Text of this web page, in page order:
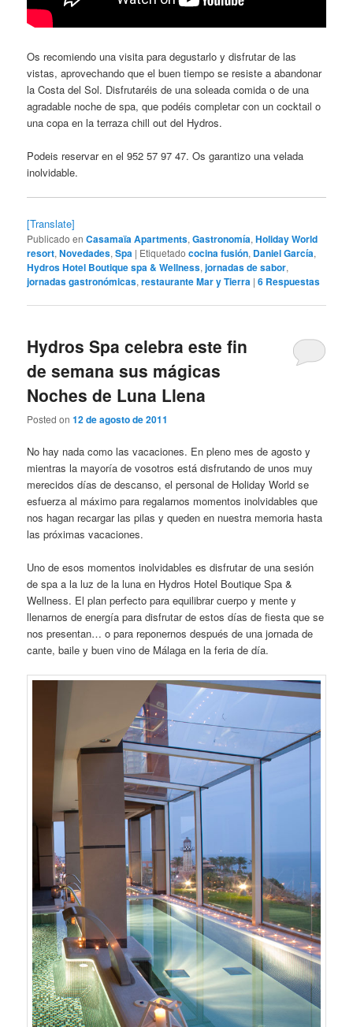
Os recomiendo una visita para degustarlo y disfrutar de las
vistas, aprovechando que el buen tiempo se resiste a abandonar
la Costa del Sol. Disfrutaréis de una soleada comida o de una
agradable noche de spa, que podéis completar con un cocktail o
una copa en la terraza chill out del Hydros.
Podeis reservar en el 952 57 97 47. Os garantizo una velada
inolvidable.
[Translate]
Publicado en Casamaïa Apartments,Gastronomía,Holiday World
resort,Novedades,Spa | Etiquetado cocina fusión, Daniel García,
Hydros Hotel Boutique spa & Wellness,jornadas de sabor,
jornadas gastronómicas,restaurante Mar y Tierra |6 Respuestas
Hydros Spa celebra este fin
de semana sus mágicas
Noches de Luna Llena
Posted on12 de agosto de 2011
No hay nada como las vacaciones. En pleno mes de agosto y
mientras la mayoría de vosotros está disfrutando de unos muy
merecidos días de descanso, el personal de Holiday World se
esfuerza al máximo para regalarnos momentos inolvidables que
nos hagan recargar las pilas y queden en nuestra memoria hasta
las próximas vacaciones.
Uno de esos momentos inolvidables es disfrutar de una sesión
de spa a la luz de la luna en Hydros Hotel Boutique Spa &
Wellness. El plan perfecto para equilibrar cuerpo y mente y
llenarnos de energía para disfrutar de estos días de fiesta que se
nos presentan… o para reponernos después de una jornada de
cante, baile y buen vino de Málaga en la feria de día.